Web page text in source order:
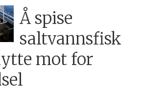
Å spise
saltvannsfisk
mot for